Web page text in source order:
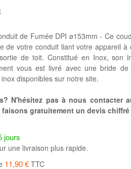
de Fumée DPI ø153mm - Ce
de votre conduit liant votre appareil
de toit. Constitué en Inox, son
vous est livré avec une bride
disponibles sur notre site.
N'hésitez pas à nous contacter
gratuitement un devis chiffré
jours
une livraison plus rapide.
11,90 € TTC